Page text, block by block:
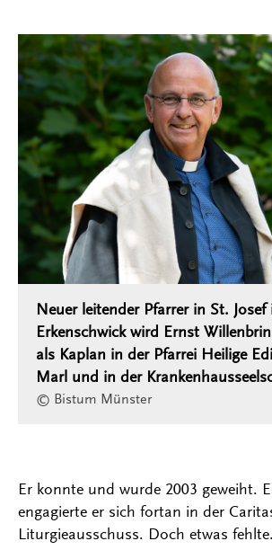
Neuer leitender Pfarrer in St. Josef
Erkenschwick wird Ernst
als Kaplan in der Pfarrei Heilige
Marl und in der
© Bistum Münster
Er konnte und wurde 2003 geweiht.
engagierte er sich fortan in der
Liturgieausschuss. Doch etwas